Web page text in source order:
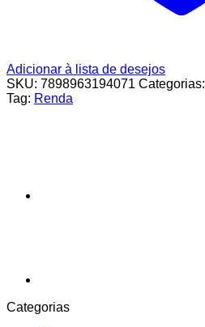
Adicionar à lista de desejos
SKU: 7898963194071 Categorias:
Tag: Renda
Categorias